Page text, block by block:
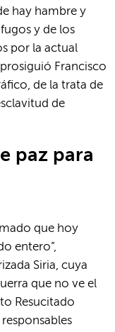
hay hambre y
y de los
por la actual
Francisco
de la trata de
de
paz para
que hoy
entero”,
Siria, cuya
que no ve el
Resucitado